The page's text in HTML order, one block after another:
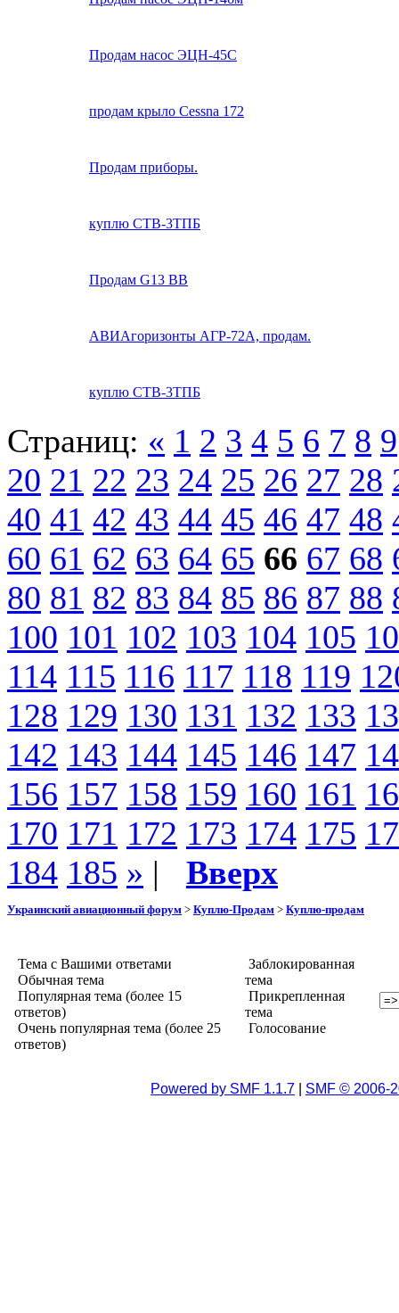
Продам насос ЭЦН-45С
продам крыло Cessna 172
Продам приборы.
куплю СТВ-3ТПБ
Продам G13 BB
АВИАгоризонты АГР-72А, продам.
куплю СТВ-3ТПБ
Страниц: « 1 2 3 4 5 6 7 8 9
20 21 22 23 24 25 26 27 28
40 41 42 43 44 45 46 47 48
60 61 62 63 64 65 66 67 68
80 81 82 83 84 85 86 87 88
100 101 102 103 104 105
114 115 116 117 118 119
128 129 130 131 132 133
142 143 144 145 146 147
156 157 158 159 160 161
170 171 172 173 174 175
184 185 » | Вверх
Украинский авиационный форум > Куплю-Продам > Куплю-продам
Тема с Вашими ответами
Обычная тема
Популярная тема (более 15
ответов)
Очень популярная тема (более 25
ответов)
Заблокированная
тема
Прикрепленная
тема
Голосование
Powered by SMF 1.1.7 SMF © 2006-